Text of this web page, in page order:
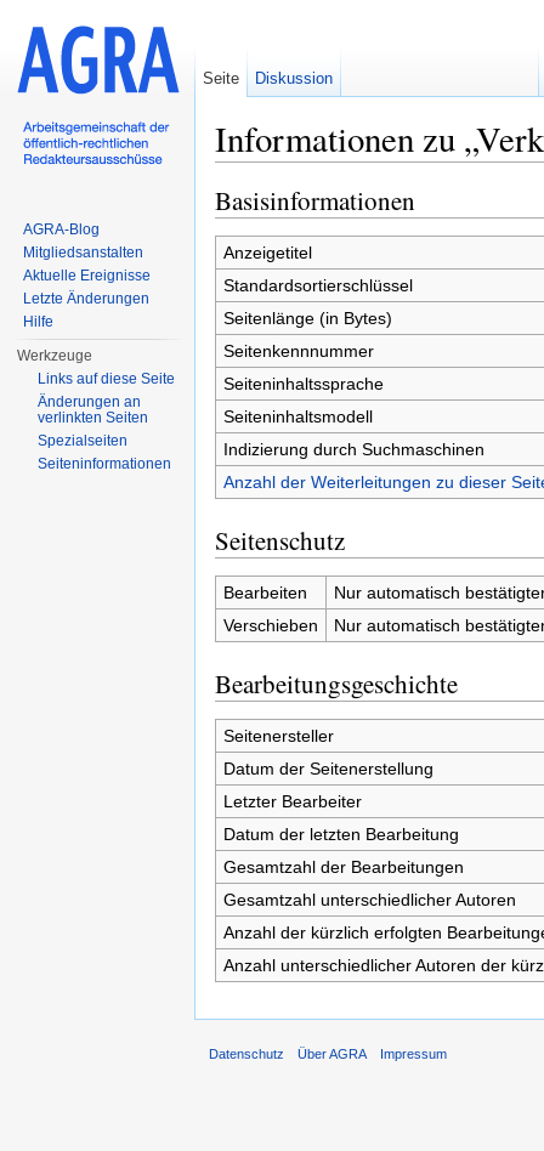
Informationen zu
Basisinformationen
Anzeigetitel
Standardsortierschlüssel
Seitenlänge (in Bytes)
Seitenkennnummer
Seiteninhaltssprache
Seiteninhaltsmodell
Indizierung durch Suchmaschinen
Anzahl der Weiterleitungen zu dieser
Seitenschutz
Bearbeiten
Nur automatisch
Verschieben
Nur automatisch
Bearbeitungsgeschichte
Seitenersteller
Datum der Seitenerstellung
Letzter Bearbeiter
Datum der letzten Bearbeitung
Gesamtzahl der Bearbeitungen
Gesamtzahl unterschiedlicher Autoren
Anzahl der kürzlich erfolgten
Anzahl unterschiedlicher Autoren der
Seite Diskussion
AGRA-Blog
Mitgliedsanstalten
Aktuelle Ereignisse
Letzte Änderungen
Hilfe
Werkzeuge
Links auf diese Seite
Änderungen an
verlinkten Seiten
Spezialseiten
Seiten­informationen
Datenschutz Über AGRA Impressum